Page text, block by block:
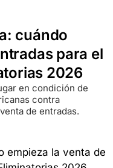
cuándo
para el
2026
en condición de
contra
de entradas.